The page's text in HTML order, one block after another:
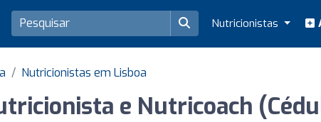
Nutricionistas
Nutricionistas em Lisboa
e Nutricoach